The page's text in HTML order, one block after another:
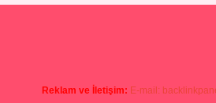
Reklam ve İletişim: E-mail: